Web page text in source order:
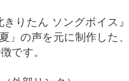
きりたん ソングボイス
」の声を元に制作した
です。